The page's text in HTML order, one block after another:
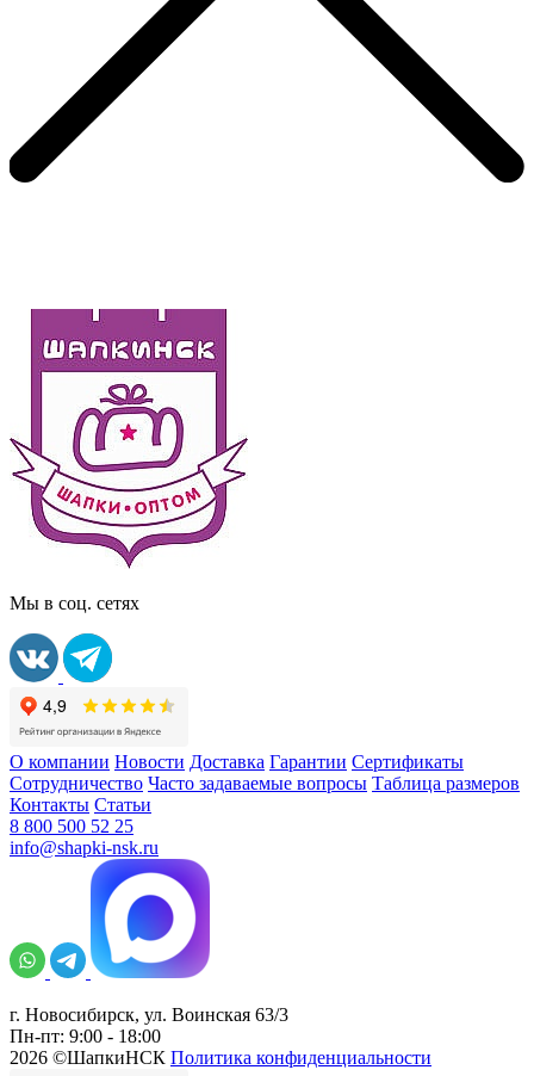
Мы в соц. сетях
О компании Новости Доставка Гарантии Сертификаты
Сотрудничество Часто задаваемые вопросы Таблица размеров
Контакты Статьи
8 800 500 52 25
info@shapki-nsk.ru
г. Новосибирск, ул. Воинская 63/3
Пн-пт: 9:00 - 18:00
2026 ©ШапкиНСК Политика конфиденциальности